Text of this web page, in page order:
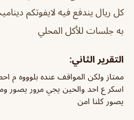
كل ريال يندفع فيه لايفوتكم
به جلسات للأكل المحلي
التقرير الثاني:
ممتاز ولكن المواقف عنده بلوووه
اسكر ع احد والحين يجي مرور يصور
يصور كلنا امن